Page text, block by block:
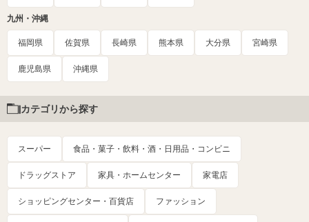
九州・沖縄
福岡県 佐賀県 長崎県 熊本県 大分県 宮崎県
鹿児島県 沖縄県
カテゴリから探す
スーパー 食品・菓子・飲料・酒・日用品・コンビニ
ドラッグストア 家具・ホームセンター 家電店
ショッピングセンター・百貨店 ファッション